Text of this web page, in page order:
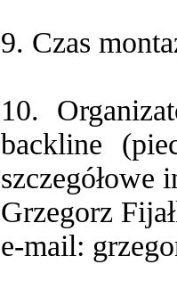
9. Czas
10.
backline
szczegółowe
Grzegorz
e-mail: